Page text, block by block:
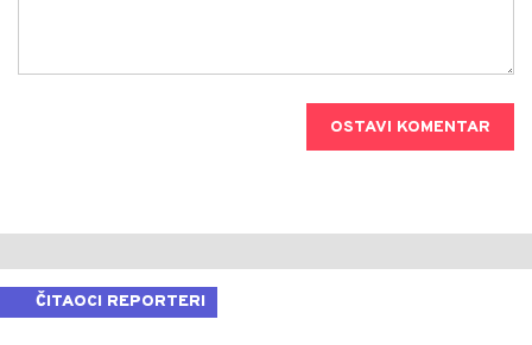
OSTAVI KOMENTAR
ČITAOCI REPORTERI